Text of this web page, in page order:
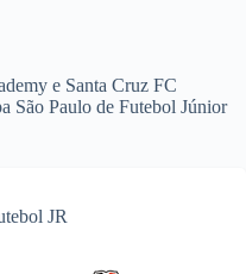
e Santa Cruz FC
São Paulo de Futebol Júnior
JR